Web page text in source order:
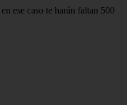
ese caso te harán faltan 500